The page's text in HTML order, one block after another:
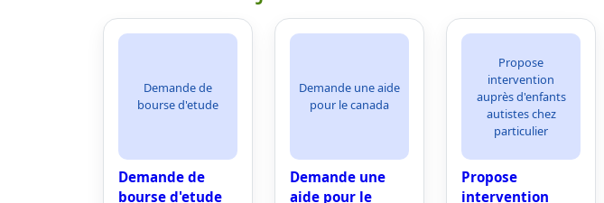
Demande de
bourse d'etude
Demande de
bourse d'etude
Demande une aide
pour le canada
Demande une
aide pour le
Propose
intervention
auprès d'enfants
autistes chez
particulier
Propose
intervention